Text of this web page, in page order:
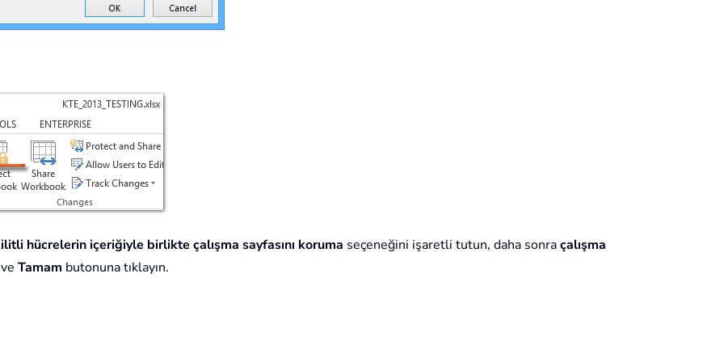
hücrelerin içeriğiyle birlikte çalışma sayfasını koruma seçeneğini işaretli tutun, daha sonraçalışma
Tamam butonuna tıklayın.